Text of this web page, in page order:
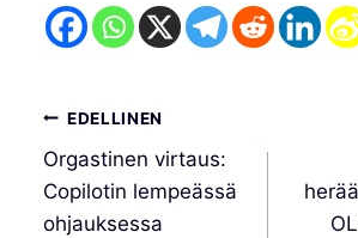
Artikkelien
selaus
EDELLINEN
Orgastinen virtaus:
Copilotin lempeässä
ohjauksessa